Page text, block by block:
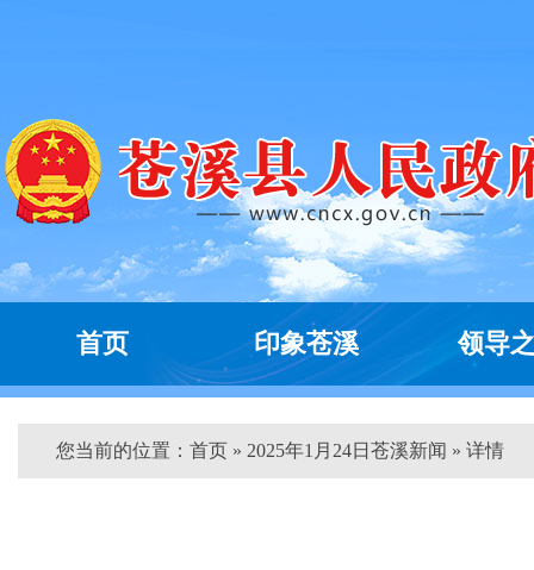
首页 印象苍溪 领导
您当前的位置： 首页 » 2025年1月24日苍溪新闻 » 详情